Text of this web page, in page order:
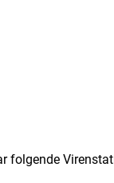
folgende